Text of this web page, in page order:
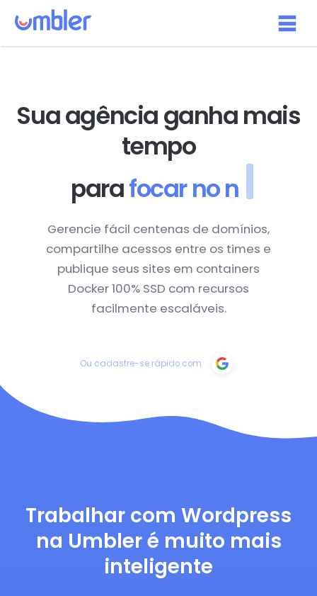
Sua agência ganha mais
tempo
parafocar no negócio
Gerencie fácil centenas de domínios,
compartilhe acessos entre os times e
publique seus sites em containers
Docker 100% SSD com recursos
facilmente escaláveis.
Ou cadastre-se rápido com
Trabalhar com Wordpress
na Umbler é muito mais
inteligente